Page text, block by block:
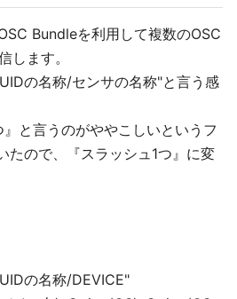
Bundleを利用して複数のOSC
します。
の名称/センサの名称"と言う感
と言うのがややこしいというフ
たので、『スラッシュ1つ』に変
の名称/DEVICE"